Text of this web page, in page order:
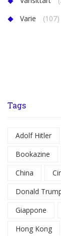
Varie
(107)
Tags
Adolf Hitler
Bookazine
China
Donald
Giappone
Hong Kong